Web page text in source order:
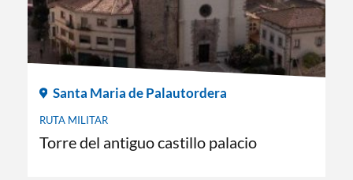
Santa Maria de Palautordera
RUTA MILITAR
Torre del antiguo castillo palacio